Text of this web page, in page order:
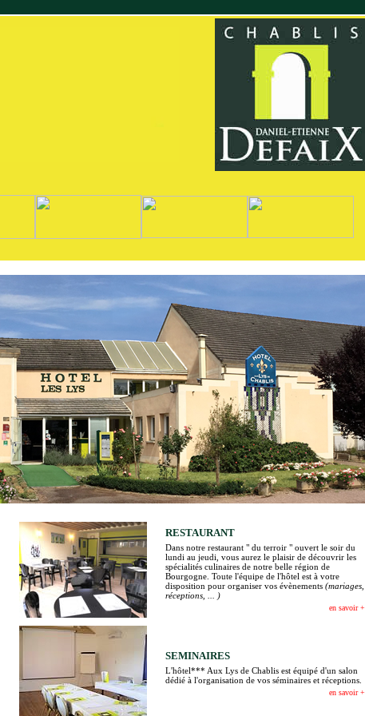
RESTAURANT
Dans notre restaurant " du terroir " ouvert le soir du
lundi au jeudi , vous aurez le plaisir de découvrir les
spécialités culinaires de notre belle région de
Bourgogne. Toute l'équipe de l'hôtel est à votre
disposition pour organiser vos évènements (mariages,
réceptions, ... )
en savoir +
SEMINAIRES
L'hôtel*** Aux Lys de Chablis est équipé d'un salon
dédié à l'organisation de vos séminaires et réceptions.
en savoir +